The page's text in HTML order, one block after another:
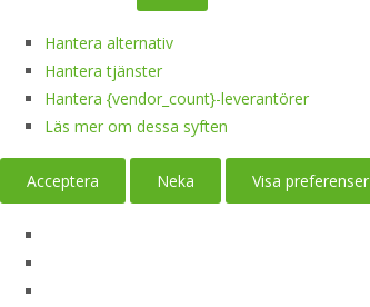
Hantera alternativ
Hantera tjänster
Hantera {vendor_count}-leverantörer
Läs mer om dessa syften
Acceptera Neka Visa preferenser